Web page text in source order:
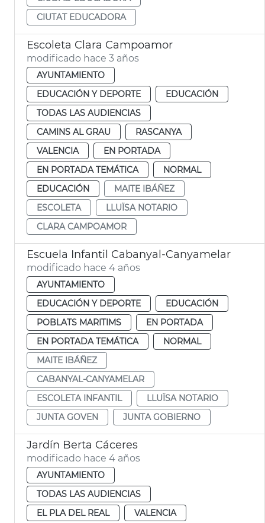
CIUTAT EDUCADORA
Escoleta Clara Campoamor
modificado hace 3 años
AYUNTAMIENTO
EDUCACIÓN Y DEPORTE
EDUCACIÓN
TODAS LAS AUDIENCIAS
CAMINS AL GRAU
RASCANYA
VALENCIA
EN PORTADA
EN PORTADA TEMÁTICA
NORMAL
EDUCACIÓN
MAITE IBÁÑEZ
ESCOLETA
LLUÏSA NOTARIO
CLARA CAMPOAMOR
Escuela Infantil Cabanyal-Canyamelar
modificado hace 4 años
AYUNTAMIENTO
EDUCACIÓN Y DEPORTE
EDUCACIÓN
POBLATS MARITIMS
EN PORTADA
EN PORTADA TEMÁTICA
NORMAL
MAITE IBÁÑEZ
CABANYAL-CANYAMELAR
ESCOLETA INFANTIL
LLUÏSA NOTARIO
JUNTA GOVEN
JUNTA GOBIERNO
Jardín Berta Cáceres
modificado hace 4 años
AYUNTAMIENTO
TODAS LAS AUDIENCIAS
EL PLA DEL REAL
VALENCIA